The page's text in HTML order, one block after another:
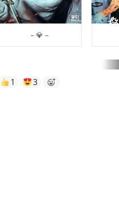
– 💎 –
1 3